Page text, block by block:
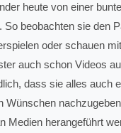
heute von einer
So beobachten sie den
oder schauen
auch schon Videos
dass sie alles auch
Wünschen
Medien herangeführt